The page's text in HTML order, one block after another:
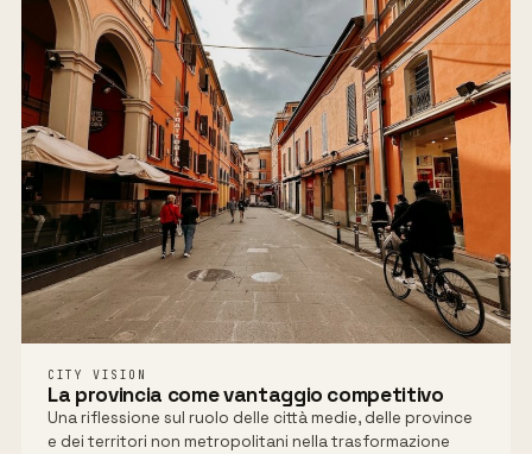
CITY VISION
La provincia come vantaggio competitivo
Una riflessione sul ruolo delle città medie, delle province
e dei territori non metropolitani nella trasformazione